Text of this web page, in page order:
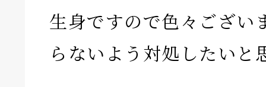
生身ですので色々ござい
らないよう対処したいと